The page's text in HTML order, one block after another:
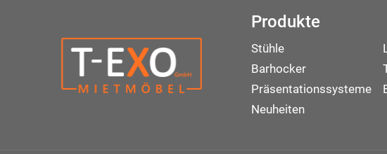
Produkte
Stühle
Barhocker
Präsentationssysteme
Neuheiten